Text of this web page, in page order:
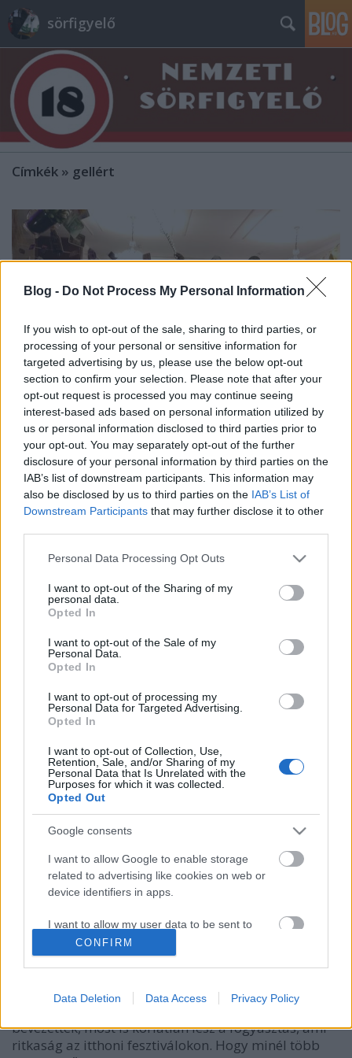
Blog - Do Not Process My Personal Information
If you wish to opt-out of the sale, sharing to third parties, or
processing of your personal or sensitive information for
targeted advertising by us, please use the below opt-out
section to confirm your selection. Please note that after your
opt-out request is processed you may continue seeing
interest-based ads based on personal information utilized by
us or personal information disclosed to third parties prior to
your opt-out. You may separately opt-out of the further
disclosure of your personal information by third parties on the
IAB’s list of downstream participants. This information may
also be disclosed by us to third parties on the IAB’s List of
Downstream Participants that may further disclose it to other
Please note that this website/app uses one or more Google
not limited to your visit or usage behaviour. You may click to
grant or deny consent to Google and its third-party tags to
use your data for below specified purposes in below Google
consent section.
Personal Data Processing Opt Outs
I want to opt-out of the Sharing of my
personal data.
Opted In
I want to opt-out of the Sale of my
Personal Data.
Opted In
I want to opt-out of processing my
Personal Data for Targeted Advertising.
Opted In
I want to opt-out of Collection, Use,
Retention, Sale, and/or Sharing of my
Personal Data that Is Unrelated with the
Purposes for which it was collected.
Opted Out
Google consents
I want to allow Google to enable storage
related to advertising like cookies on web or
device identifiers in apps.
I want to allow my user data to be sent to
Google for online advertising purposes.
personalized advertising.
related to analytics like cookies on web or
device identifiers in apps.
CONFIRM
Data Deletion Data Access Privacy Policy
sörfigyelő
Címkék » gellért
Gellért Indoor Sörfesztivál 2020
beszámoló
Madnezz• 2020. február 21.
legnagyobb baja az, hogy túl népszerű. Mondjuk ez
annyian voltunk, hogy még elfértünk, de úgy, hogy
még a teraszon is voltak szép számmal. Ennek
Madnezz
Gellért Szállóban. Nem ma kezdték, ez már az ötödik
alkalom, csak úgy rohan az idő. Ahogyan azt már
bevezették, most is korlátlan lesz a fogyasztás, ami
ritkaság az itthoni fesztiválokon. Hogy minél több